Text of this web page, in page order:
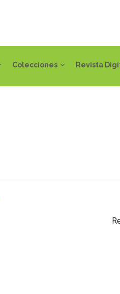
Colecciones Revista